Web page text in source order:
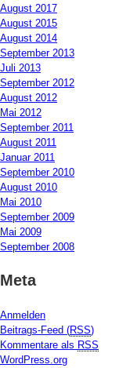
August 2017
August 2015
August 2014
September 2013
Juli 2013
September 2012
August 2012
Mai 2012
September 2011
August 2011
Januar 2011
September 2010
August 2010
Mai 2010
September 2009
Mai 2009
September 2008
Meta
Anmelden
Beitrags-Feed (RSS)
Kommentare als RSS
WordPress.org